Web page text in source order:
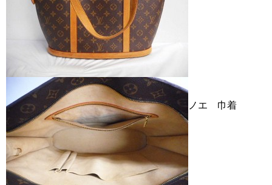
ノエ 巾着